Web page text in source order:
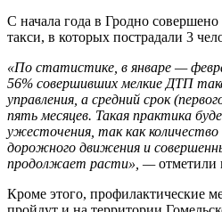
С начала года в Гродно
такси, в которых пострадали 3
«По статистике, в январе —
56% совершивших мелкие ДТП
управления, а средний срок
пять месяцев. Такая практика
ужесточения, так как
дорожного движения и
продолжает расти», —отметили
Кроме этого, профилактические